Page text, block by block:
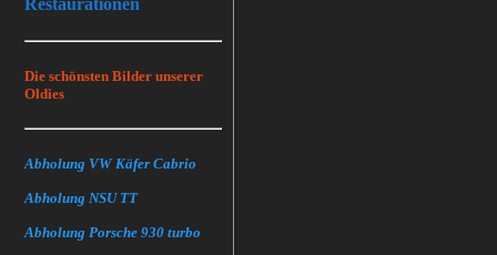
Restaurationen
Die schönsten Bilder unserer
Oldies
Abholung VW Käfer Cabrio
Abholung NSU TT
Abholung Porsche 930 turbo